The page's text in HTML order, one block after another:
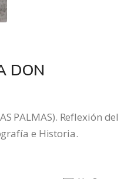
DON
PALMAS). Reflexión del
e Historia.